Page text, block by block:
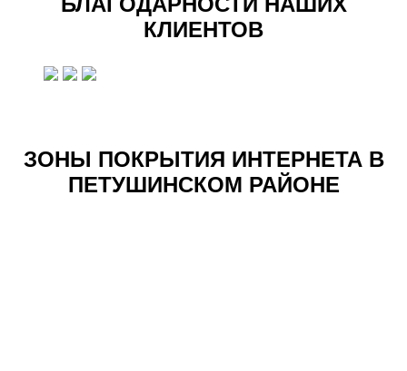
КЛИЕНТОВ
ЗОНЫ ПОКРЫТИЯ ИНТЕРНЕТА В
ПЕТУШИНСКОМ РАЙОНЕ